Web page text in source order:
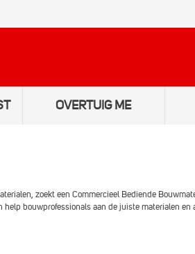
OVERTUIG ME
Matthias
Volledig
zoekt een Commercieel Bediende
help bouwprofessionals aan de juiste materialen en